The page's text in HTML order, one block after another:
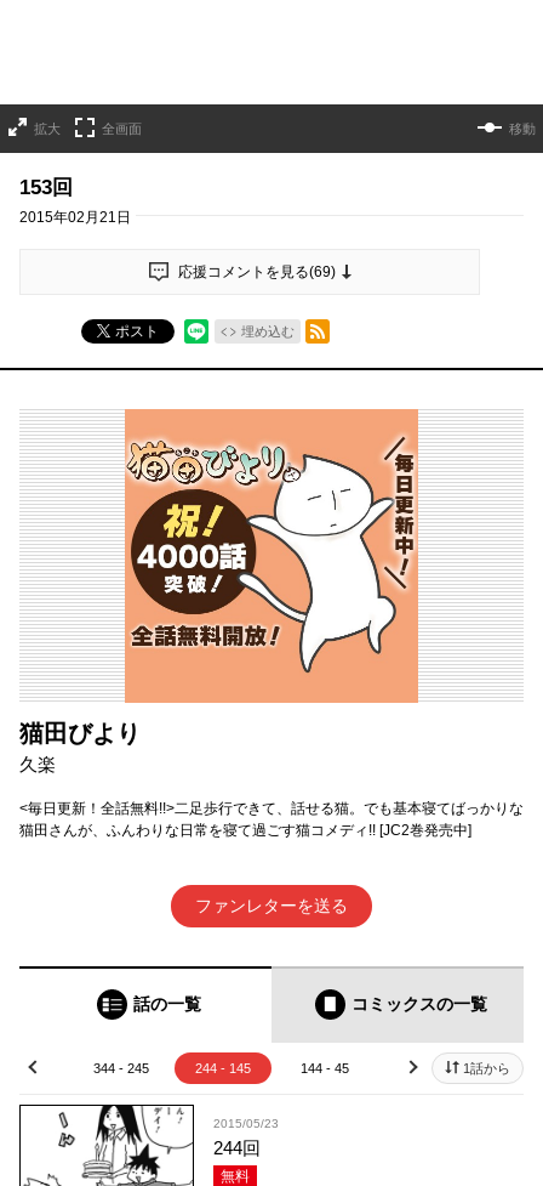
拡大 全画面 移動
153回
2015年02月21日
応援コメントを見る(69)
ポスト 埋め込む
RSSフィード
猫田びより
久楽
<毎日更新！全話無料!!>二足歩行できて、話せる猫。でも基本寝てばっかりな
猫田さんが、ふんわりな日常を寝て過ごす猫コメディ!! [JC2巻発売中]
ファンレターを送る
話の一覧 コミックスの一覧
- 345 344 - 245 244 - 145 144 - 45 44 - 1
prev next 1話から
2015/05/23
244回
無料